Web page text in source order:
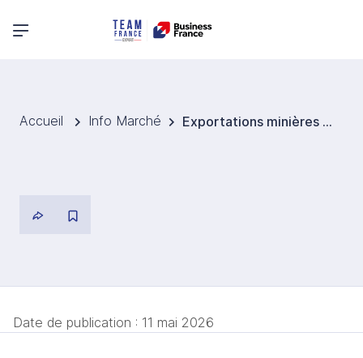
Menu principal
Accueil Info Marché Exportations minières : l’Argentine vise un nouveau record en 2026
Date de publication : 11 mai 2026